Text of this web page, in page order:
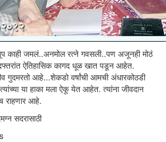
खूप काही जमलं..अनमोल रत्ने गवसली..पण अजूनही मोठं
ऐतिहासिक कागद धूळ खात पडून आहेत.
गुदमरतो आहे...शेकडो वर्षांची आमची अंधारकोठडी
या हाका मला ऐकू येत आहेत. त्यांना जीवदान
राहणार आहे.
सदरासाठी